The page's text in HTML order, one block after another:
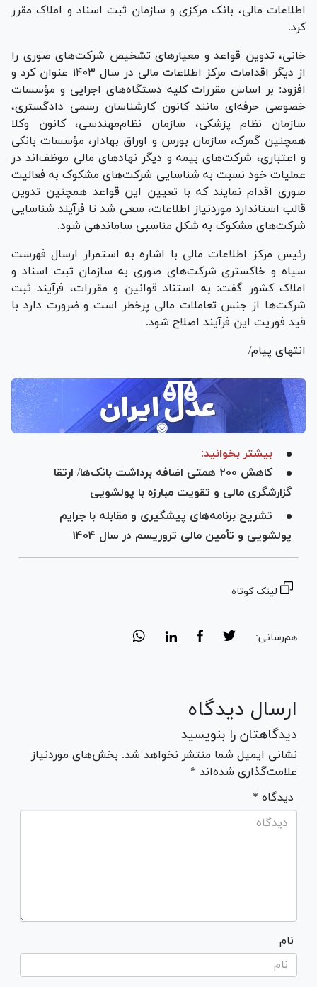
اطلاعات مالی، بانک مرکزی و سازمان ثبت اسناد و املاک مقرر
کرد.
خانی، تدوین قواعد و معیار‌های تشخیص شرکت‌های صوری را
از دیگر اقدامات مرکز اطلاعات مالی در سال ۱۴۰۳ عنوان کرد و
افزود: بر اساس مقررات کلیه دستگاه‌های اجرایی و مؤسسات
خصوصی حرفه‌ای مانند کانون کارشناسان رسمی دادگستری،
سازمان نظام پزشکی، سازمان نظام‌مهندسی، کانون وکلا
همچنین گمرک، سازمان بورس و اوراق بهادار، مؤسسات بانکی
و اعتباری، شرکت‌های بیمه و دیگر نهاد‌های مالی موظف‌اند در
عملیات خود نسبت به شناسایی شرکت‌های مشکوک به فعالیت
صوری اقدام نمایند که با تعیین این قواعد همچنین تدوین
قالب استاندارد موردنیاز اطلاعات، سعی شد تا فرآیند شناسایی
شرکت‌های مشکوک به شکل مناسبی ساماندهی شود.
رئیس مرکز اطلاعات مالی با اشاره به استمرار ارسال فهرست
سیاه و خاکستری شرکت‌های صوری به سازمان ثبت اسناد و
املاک کشور گفت: به استناد قوانین و مقررات، فرآیند ثبت
شرکت‌ها از جنس تعاملات مالی پرخطر است و ضرورت دارد با
قید فوریت این فرآیند اصلاح شود.
انتهای پیام/
بیشتر بخوانید:
کاهش ۲۰۰ همتی اضافه برداشت بانک‌ها/ ارتقا
گزارشگری مالی و تقویت مبارزه با پولشویی
تشریح برنامه‌های پیشگیری و مقابله با جرایم
پولشویی و تأمین مالی تروریسم در سال ۱۴۰۴
لینک کوتاه
هم‌رسانی:
ارسال دیدگاه
دیدگاهتان را بنویسید
نشانی ایمیل شما منتشر نخواهد شد. بخش‌های موردنیاز
علامت‌گذاری شده‌اند *
* دیدگاه
نام